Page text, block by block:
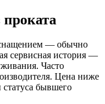
— обычно
сервисная история —
Часто
Цена ниже
статуса бывшего